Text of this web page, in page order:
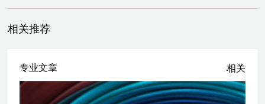
为阳光人寿保险股份有限公司境外投资知乎项目提供法律服务
为农银人寿保险有限公司投资于中国保险投资基金（有限合伙）提供
法律服务
基金（有限合伙）提供法律服务
为农银人寿保险有限公司投资于光大夹层基金提供法律服务
为大家人寿保险股份有限公司投资于普洛斯管理的不动产基金提供法
相关推荐
专业文章 相关